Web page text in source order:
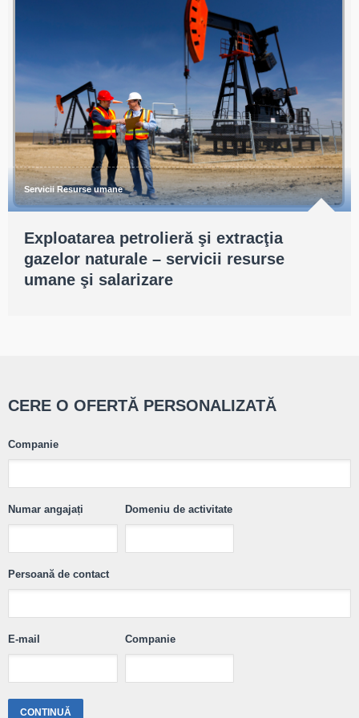
Servicii Resurse umane
Exploatarea petrolieră şi extracţia
gazelor naturale – servicii resurse
umane şi salarizare
CERE O OFERTĂ PERSONALIZATĂ
Companie
Numar angajați Domeniu de activitate
Persoană de contact
E-mail Companie